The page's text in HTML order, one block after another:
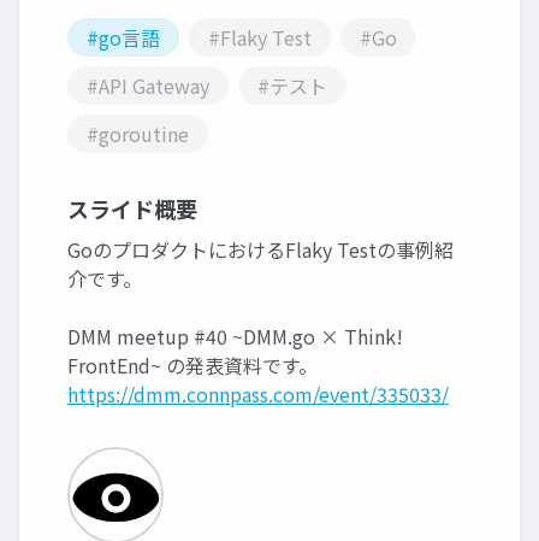
#go言語 #Flaky Test
#Go
#API Gateway
#テスト
#goroutine
スライド概要
GoのプロダクトにおけるFlaky Testの事例紹
介です。
DMM meetup #40 ~DMM.go × Think!
FrontEnd~ の発表資料です。
https://dmm.connpass.com/event/335033/